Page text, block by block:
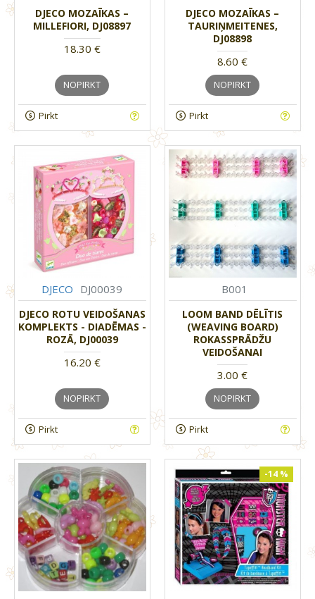
DJECO MOZAĪKAS –
MILLEFIORI, DJ08897
18.30 €
NOPIRKT
Pirkt
DJECO MOZAĪKAS –
TAURIŅMEITENES,
DJ08898
8.60 €
NOPIRKT
Pirkt
DJECO DJ00039
DJECO ROTU VEIDOŠANAS
KOMPLEKTS - DIADĒMAS -
ROZĀ, DJ00039
16.20 €
NOPIRKT
Pirkt
B001
LOOM BAND DĒLĪTIS
(WEAVING BOARD)
ROKASSPRĀDŽU
VEIDOŠANAI
3.00 €
NOPIRKT
Pirkt
-14 %